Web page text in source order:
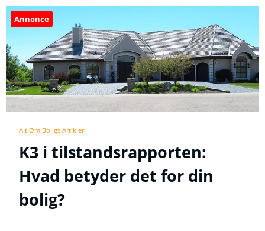
Annonce
Alt Om Boligs Artikler
K3 i tilstandsrapporten:
Hvad betyder det for din
bolig?